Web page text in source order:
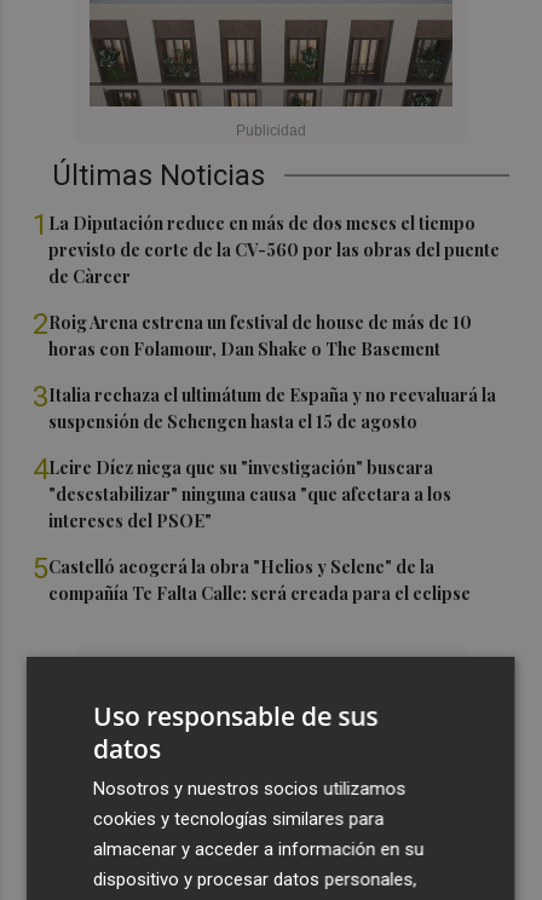
Últimas Noticias
1 La Diputación reduce en más de dos meses el tiempo
previsto de corte de la CV-560 por las obras del puente
de Càrcer
2Roig Arena estrena un festival de house de más de 10
horas con Folamour, Dan Shake o The Basement
3Italia rechaza el ultimátum de España y no reevaluará la
suspensión de Schengen hasta el 15 de agosto
4Leire Díez niega que su "investigación" buscara
"desestabilizar" ninguna causa "que afectara a los
intereses del PSOE"
5Castelló acogerá la obra "Helios y Selene" de la
compañía Te Falta Calle: será creada para el eclipse
Uso responsable de sus
datos
Nosotros y nuestros socios utilizamos
cookies y tecnologías similares para
almacenar y acceder a información en su
dispositivo y procesar datos personales,